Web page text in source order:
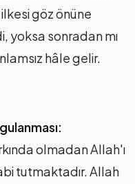
göz önüne
yoksa sonradan mı
hâle gelir.
olmadan Allah'ı
tutmaktadır. Allah